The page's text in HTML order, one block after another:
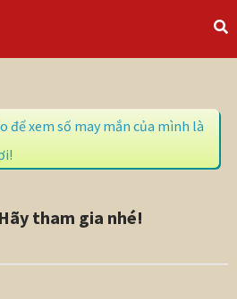
để xem số may mắn của mình là
tham gia nhé!